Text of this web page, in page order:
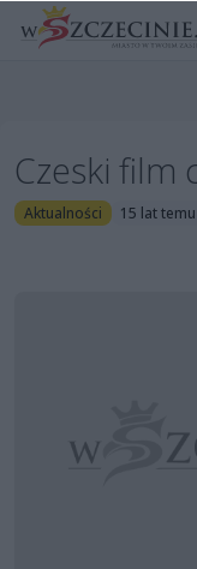
Czeski film
Aktualności 15 lat temu